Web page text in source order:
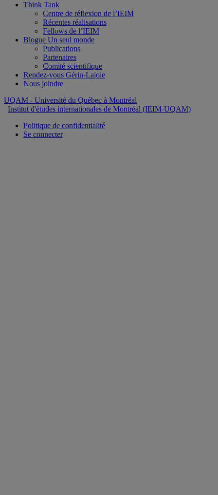
Think Tank
Centre de réflexion de l’IEIM
Récentes réalisations
Fellows de l’IEIM
Blogue Un seul monde
Publications
Partenaires
Comité scientifique
Rendez-vous Gérin-Lajoie
Nous joindre
UQAM - Université du Québec à Montréal
Institut d'études internationales de Montréal (IEIM-UQAM)
Politique de confidentialité
Se connecter